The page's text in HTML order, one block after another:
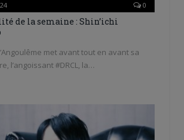
0
de la semaine : Shin’ichi
met avant tout en avant sa
l’angoissant #DRCL, la…